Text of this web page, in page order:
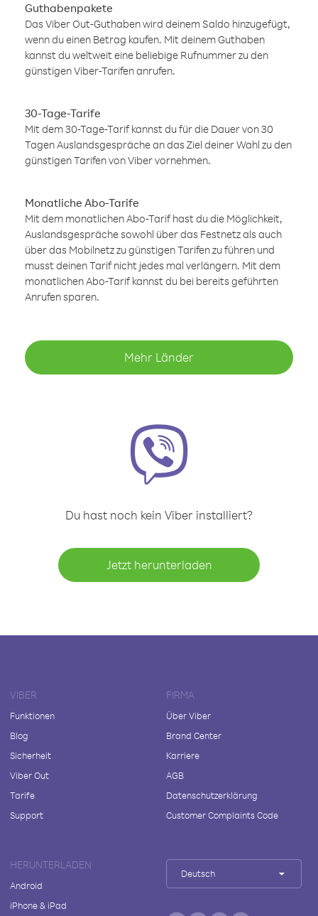
Guthabenpakete
Das Viber Out-Guthaben wird deinem Saldo hinzugefügt,
wenn du einen Betrag kaufen. Mit deinem Guthaben
kannst du weltweit eine beliebige Rufnummer zu den
günstigen Viber-Tarifen anrufen.
30-Tage-Tarife
Mit dem 30-Tage-Tarif kannst du für die Dauer von 30
Tagen Auslandsgespräche an das Ziel deiner Wahl zu den
günstigen Tarifen von Viber vornehmen.
Monatliche Abo-Tarife
Mit dem monatlichen Abo-Tarif hast du die Möglichkeit,
Auslandsgespräche sowohl über das Festnetz als auch
über das Mobilnetz zu günstigen Tarifen zu führen und
musst deinen Tarif nicht jedes mal verlängern. Mit dem
monatlichen Abo-Tarif kannst du bei bereits geführten
Anrufen sparen.
Mehr Länder
Du hast noch kein Viber installiert?
Jetzt herunterladen
VIBER
Funktionen
Blog
Sicherheit
Viber Out
Tarife
Support
FIRMA
Über Viber
Brand Center
Karriere
AGB
Datenschutzerklärung
Customer Complaints Code
HERUNTERLADEN
Android
iPhone & iPad
Deutsch